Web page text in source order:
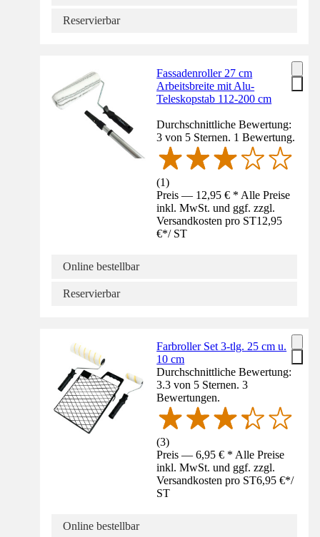
Reservierbar
Fassadenroller 27 cm
Arbeitsbreite mit Alu-
Teleskopstab 112-200 cm
Durchschnittliche Bewertung:
3 von 5 Sternen. 1 Bewertung.
(1)
Preis — 12,95 € * Alle Preise
inkl. MwSt. und ggf. zzgl.
Versandkosten pro ST12,95
€*/ ST
Online bestellbar
Reservierbar
Farbroller Set 3-tlg. 25 cm u.
10 cm
Durchschnittliche Bewertung:
3.3 von 5 Sternen. 3
Bewertungen.
(3)
Preis — 6,95 € * Alle Preise
inkl. MwSt. und ggf. zzgl.
Versandkosten pro ST6,95 €*/
ST
Online bestellbar